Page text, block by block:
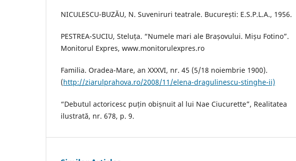
NICULESCU-BUZĂU, N. Suveniruri teatrale. București: E.S.P.L.A., 1956.
PESTREA-SUCIU, Steluța. “Numele mari ale Brașovului. Mișu Fotino”.
Monitorul Expres, www.monitorulexpres.ro
Familia. Oradea-Mare, an XXXVI, nr. 45 (5/18 noiembrie 1900).
(http://ziarulprahova.ro/2008/11/elena-dragulinescu-stinghe-ii)
“Debutul actoricesc puțin obișnuit al lui Nae Ciucurette”, Realitatea
ilustrată, nr. 678, p. 9.